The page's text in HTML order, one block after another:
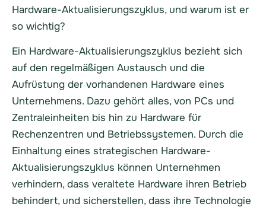
Hardware-Aktualisierungszyklus, und warum ist er
so wichtig?
Ein Hardware-Aktualisierungszyklus bezieht sich
auf den regelmäßigen Austausch und die
Aufrüstung der vorhandenen Hardware eines
Unternehmens. Dazu gehört alles, von PCs und
Zentraleinheiten bis hin zu Hardware für
Rechenzentren und Betriebssystemen. Durch die
Einhaltung eines strategischen Hardware-
Aktualisierungszyklus können Unternehmen
verhindern, dass veraltete Hardware ihren Betrieb
behindert, und sicherstellen, dass ihre Technologie